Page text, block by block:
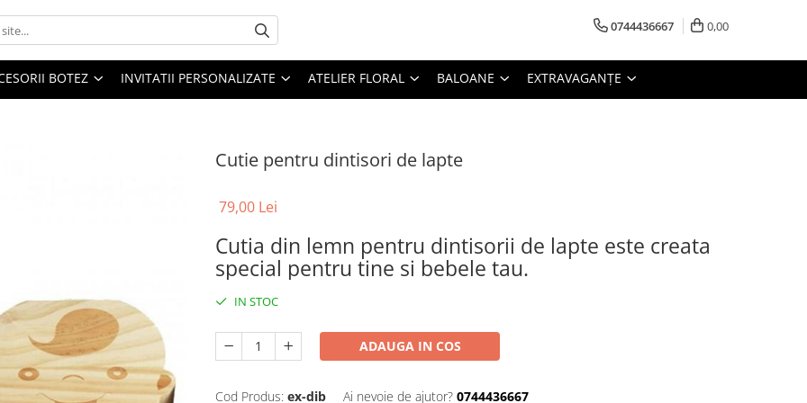
0744436667 0,00
BOTEZ INVITATII PERSONALIZATE ATELIER FLORAL BALOANE EXTRAVAGANȚE
Cutie pentru dintisori de lapte
79,00 Lei
Cutia din lemn pentru dintisorii de lapte este creata
special pentru tine si bebele tau.
IN STOC
ADAUGA IN COS
Cod Produs: ex-dib Ai nevoie de ajutor? 0744436667